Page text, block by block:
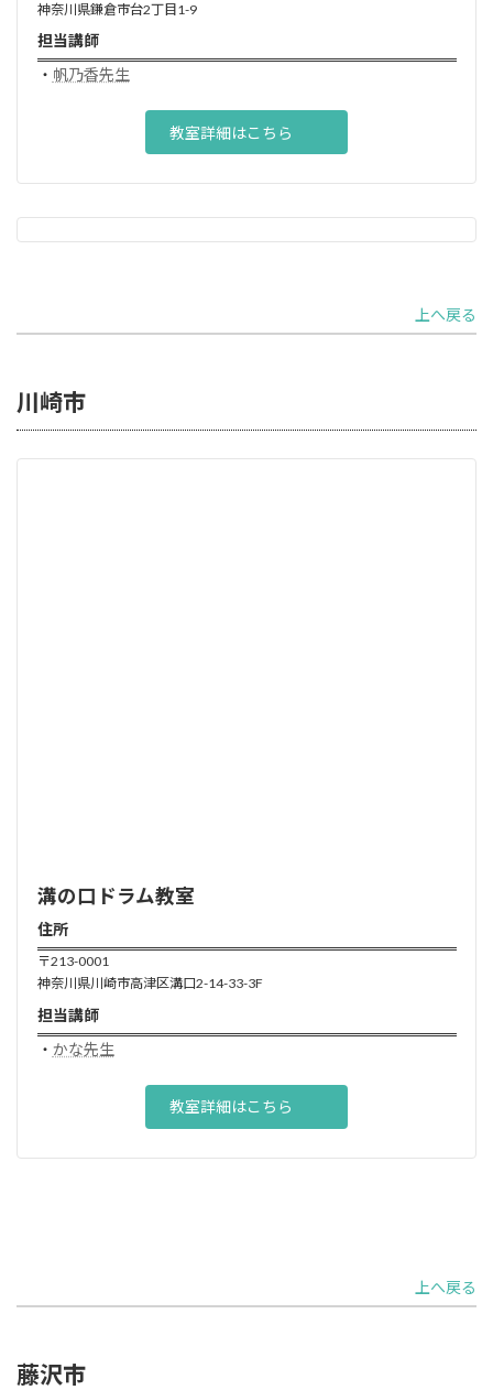
神奈川県鎌倉市台2丁目1-9
担当講師
・ 帆乃香先生
教室詳細はこちら
上へ戻る
川崎市
溝の口ドラム教室
住所
〒213-0001
神奈川県川崎市高津区溝口2-14-33-3F
担当講師
・ かな先生
教室詳細はこちら
上へ戻る
藤沢市